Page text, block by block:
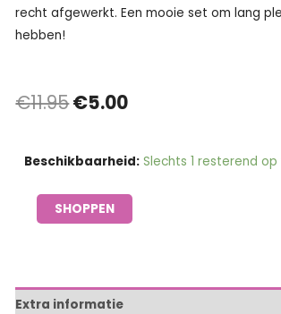
recht afgewerkt. Een mooie set om lang
hebben!
€11.95Oorspronkelijke
was:
€11.95.
€5.00Huidige
is:
€5.00.
Beschikbaarheid: Slechts 1 resterend
Oorbellen
recht
zilver
Dutch
SHOPPEN
Extra informatie